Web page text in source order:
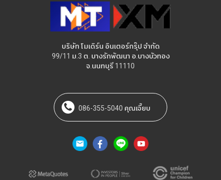
บริษัท โมเดิร์น อินเตอร์กรุ๊ป จำกัด
99/11 ม.3 ต. บางรักพัฒนา อ.บางบัวทอง
จ.นนทบุรี 11110
086-355-5040 คุณเจี๊ยบ